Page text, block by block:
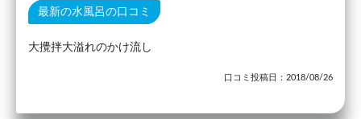
最新の水風呂の口コミ
大攪拌大溢れのかけ流し
口コミ投稿日：2018/08/26